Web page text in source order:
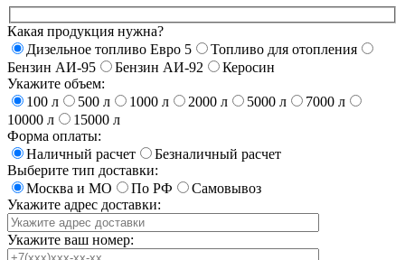
Какая продукция нужна?
Дизельное топливо Евро 5
Топливо для отопления
Бензин АИ-95
Бензин АИ-92
Керосин
Укажите объем:
100 л
500 л 1000 л 2000 л 5000 л
7000 л
10000 л
15000 л
Форма оплаты:
Наличный расчет
Безналичный расчет
Выберите тип доставки:
Москва и МО
По РФ
Самовывоз
Укажите адрес доставки:
Укажите ваш номер: